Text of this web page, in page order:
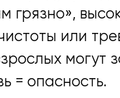
грязно»,
или
могут
= опасность.